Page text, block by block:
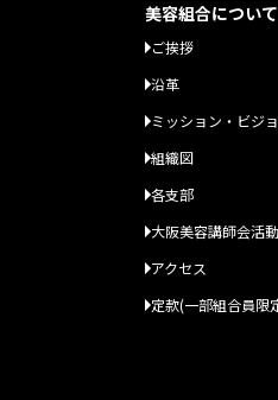
美容組合について
ご挨拶
沿革
ミッション・ビジ
組織図
各支部
大阪美容講師会活動
アクセス
定款(一部組合員限